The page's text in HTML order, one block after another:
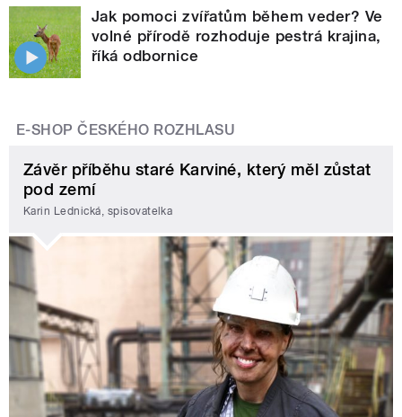
Jak pomoci zvířatům během veder? Ve
volné přírodě rozhoduje pestrá krajina,
říká odbornice
E-SHOP ČESKÉHO ROZHLASU
Závěr příběhu staré Karviné, který měl zůstat
pod zemí
Karin Lednická, spisovatelka